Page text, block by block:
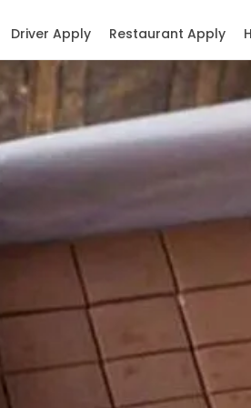
Restaurant Apply
Driver Apply